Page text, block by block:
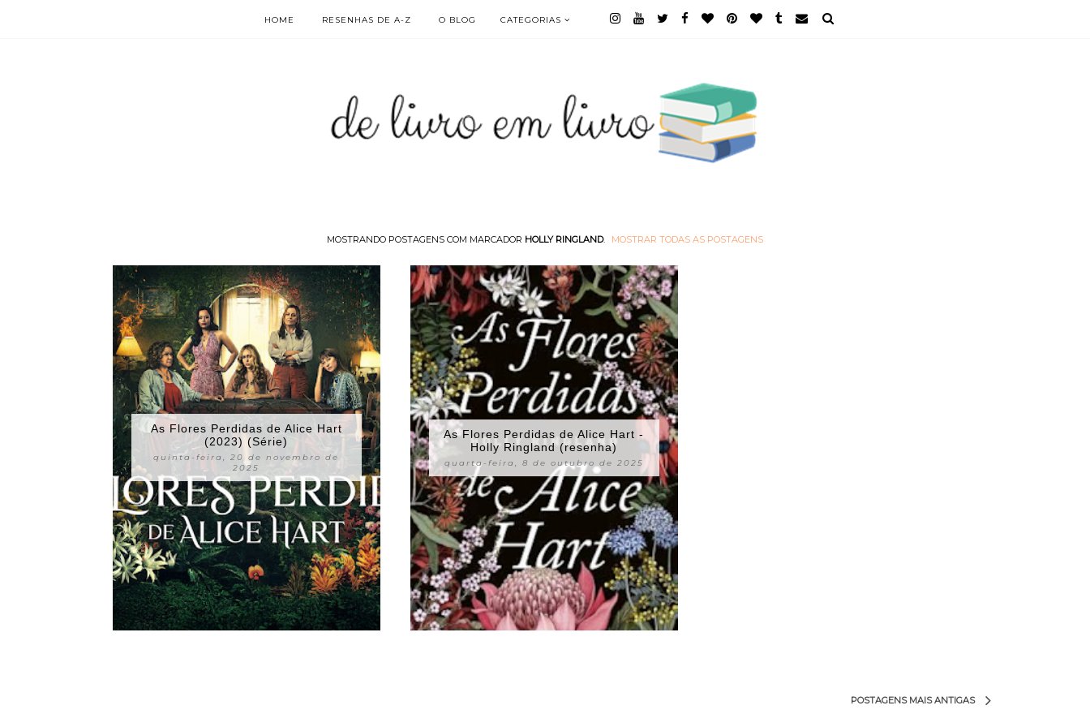
HOME RESENHAS DE A-Z O BLOG CATEGORIAS
MOSTRANDO POSTAGENS COM MARCADOR HOLLY RINGLAND. MOSTRAR TODAS AS POSTAGENS
As Flores Perdidas de Alice Hart
(2023) (Série)
quinta-feira, 20 de novembro de
2025
As Flores Perdidas de Alice Hart -
Holly Ringland (resenha)
quarta-feira, 8 de outubro de 2025
POSTAGENS MAIS ANTIGAS